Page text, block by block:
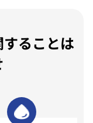
ることは